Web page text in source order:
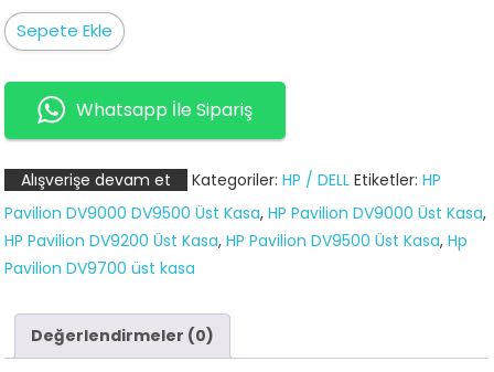
HP
Pavilion
DV9000
DV9500
DV9700
Üst
Kasa
adet
Sepete Ekle
Whatsapp İle Sipariş
Alışverişe devam et Kategoriler:HP / DELL Etiketler:HP
Pavilion DV9000 DV9500 Üst Kasa,HP Pavilion DV9000 Üst Kasa,
HP Pavilion DV9200 Üst Kasa,HP Pavilion DV9500 Üst Kasa,Hp
Pavilion DV9700 üst kasa
Değerlendirmeler (0)